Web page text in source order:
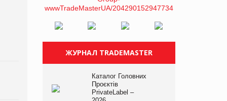
ЖУРНАЛ TRADEMASTER
Каталог Головних
Проєктів
PrivateLabel –